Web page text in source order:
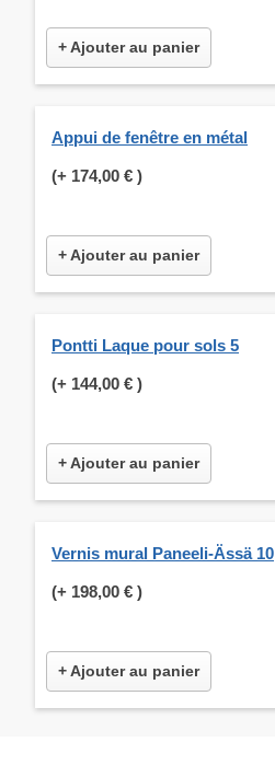
+ Ajouter au panier
Appui de fenêtre en métal
(+ 174,00 € )
+ Ajouter au panier
Pontti Laque pour sols 5
(+ 144,00 € )
+ Ajouter au panier
Vernis mural Paneeli-Ässä 10
(+ 198,00 € )
+ Ajouter au panier